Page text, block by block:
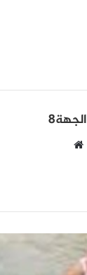
الجهة8